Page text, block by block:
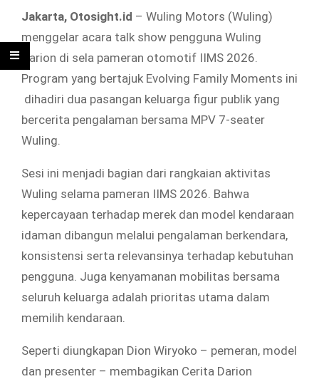
Jakarta, Otosight.id – Wuling Motors (Wuling)
menggelar acara talk show pengguna Wuling
Darion di sela pameran otomotif IIMS 2026.
Program yang bertajuk Evolving Family Moments ini
dihadiri dua pasangan keluarga figur publik yang
bercerita pengalaman bersama MPV 7-seater
Wuling.
Sesi ini menjadi bagian dari rangkaian aktivitas
Wuling selama pameran IIMS 2026. Bahwa
kepercayaan terhadap merek dan model kendaraan
idaman dibangun melalui pengalaman berkendara,
konsistensi serta relevansinya terhadap kebutuhan
pengguna. Juga kenyamanan mobilitas bersama
seluruh keluarga adalah prioritas utama dalam
memilih kendaraan.
Seperti diungkapan Dion Wiryoko – pemeran, model
dan presenter – membagikan Cerita Darion